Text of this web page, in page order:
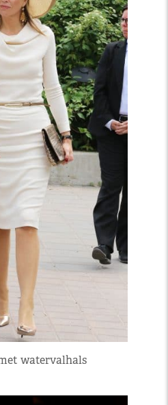
watervalhals